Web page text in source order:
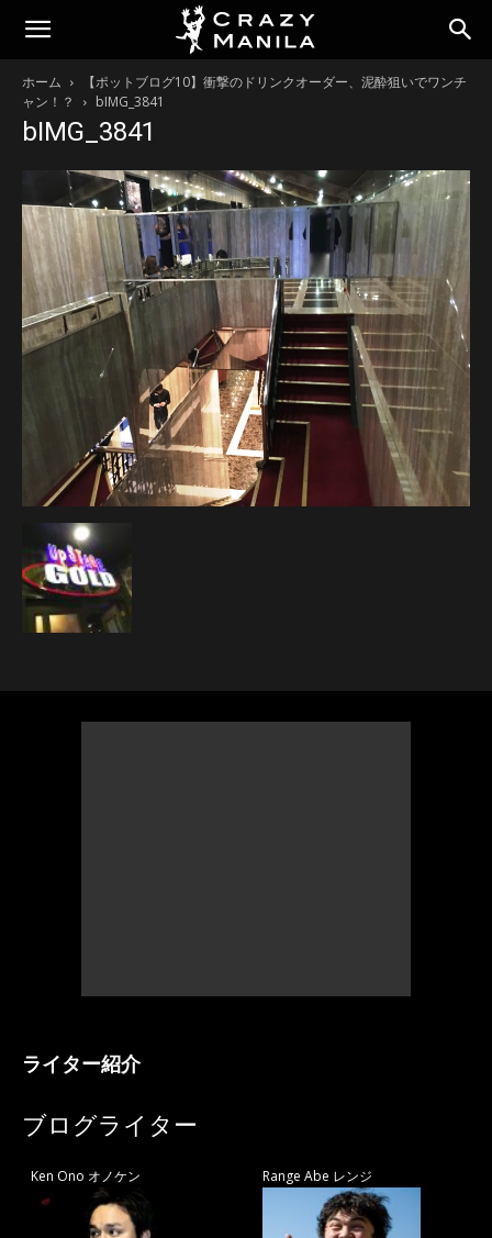
ホーム
【ポットブログ10】衝撃のドリンクオーダー、泥酔狙いでワンチ
ャン！？
bIMG_3841
bIMG_3841
ライター紹介
ブログライター
Ken Ono オノケン Range Abe レンジ